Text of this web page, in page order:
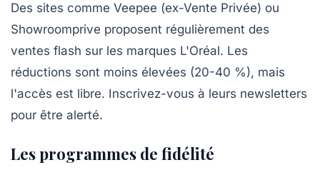
Des sites comme Veepee (ex-Vente Privée) ou
Showroomprive proposent régulièrement des
ventes flash sur les marques L'Oréal. Les
réductions sont moins élevées (20-40 %), mais
l'accès est libre. Inscrivez-vous à leurs newsletters
pour être alerté.
Les programmes de fidélité